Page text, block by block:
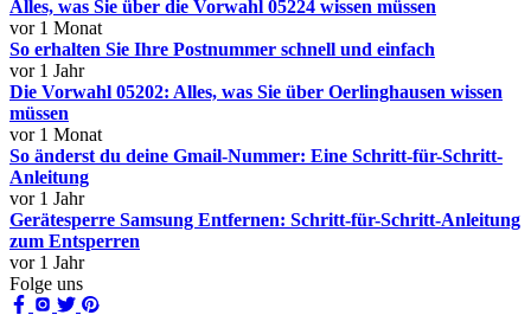
Alles, was Sie über die Vorwahl 05224 wissen müssen
vor 1 Monat
So erhalten Sie Ihre Postnummer schnell und einfach
vor 1 Jahr
Die Vorwahl 05202: Alles, was Sie über Oerlinghausen wissen
müssen
vor 1 Monat
So änderst du deine Gmail-Nummer: Eine Schritt-für-Schritt-
Anleitung
vor 1 Jahr
Gerätesperre Samsung Entfernen: Schritt-für-Schritt-Anleitung
zum Entsperren
vor 1 Jahr
Folge uns